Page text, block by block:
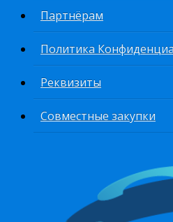
Партнёрам
Политика
Реквизиты
Совместные закупки